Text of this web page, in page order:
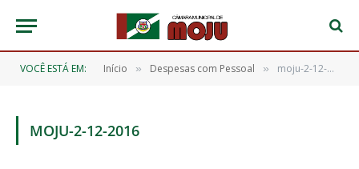
VOCÊ ESTÁ EM: Início » Despesas com Pessoal » moju-2-12-2016
MOJU-2-12-2016